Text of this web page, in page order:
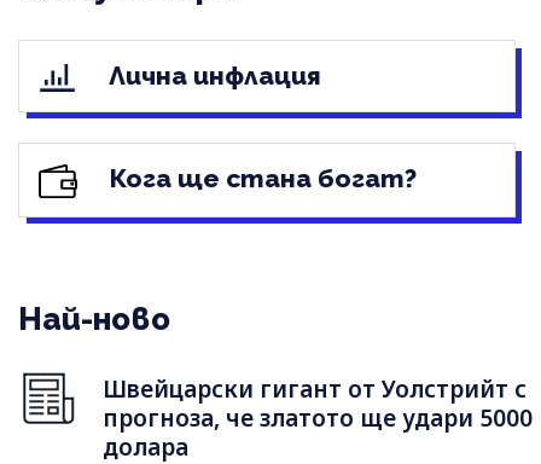
Лична инфлация
Кога ще стана богат?
Най-ново
Швейцарски гигант от Уолстрийт с
прогноза, че златото ще удари 5000
долара